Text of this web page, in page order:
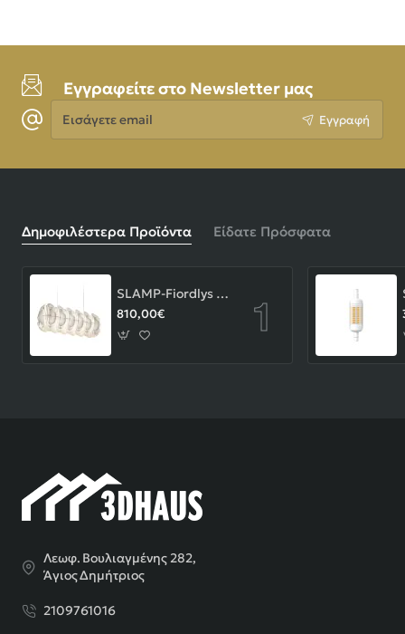
Εγγραφείτε στο Newsletter μας
Εισάγετε
email
Εγγραφή
Δημοφιλέστερα Προϊόντα Είδατε Πρόσφατα
SLAMP-Fiordlys Linear Φωτιστικό Κρεμαστό 90x26x33cm White ΚΩΔ.-FRDSXXLWHT01T00LINEU
810,00€
Λεωφ. Βουλιαγμένης 282,
Άγιος Δημήτριος
2109761016